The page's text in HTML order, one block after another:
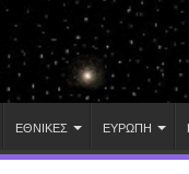
ΕΘΝΙΚΕΣ ΕΥΡΩΠΗ